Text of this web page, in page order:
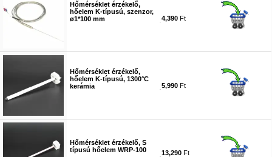
Hőmérséklet érzékelő,
hőelem K-típusú, szenzor,
ø1*100 mm
4,390 Ft
Hőmérséklet érzékelő,
hőelem K-típusú, 1300°C
kerámia
5,990 Ft
Hőmérséklet érzékelő, S
típusú hőelem WRP-100
13,290 Ft